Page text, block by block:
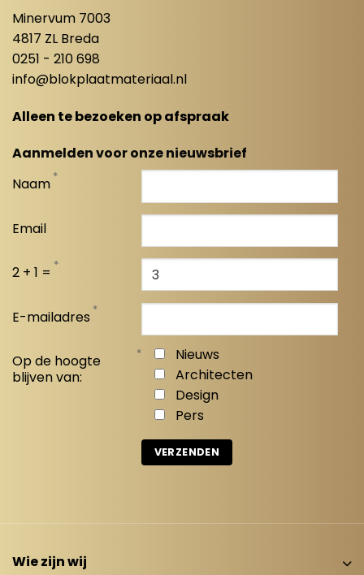
Minervum 7003
4817 ZL Breda
0251 - 210 698
info@blokplaatmateriaal.nl
Alleen te bezoeken op afspraak
Aanmelden voor onze nieuwsbrief
Naam *
Email
2 + 1 = *
E-mailadres *
Op de hoogte
blijven van:
*
Nieuws
Architecten
Design
Pers
Wie zijn wij